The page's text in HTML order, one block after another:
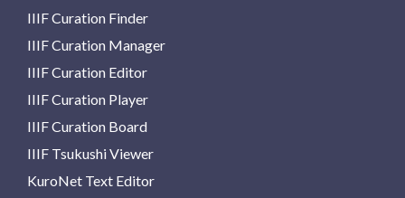
IIIF Curation Finder
IIIF Curation Manager
IIIF Curation Editor
IIIF Curation Player
IIIF Curation Board
IIIF Tsukushi Viewer
KuroNet Text Editor